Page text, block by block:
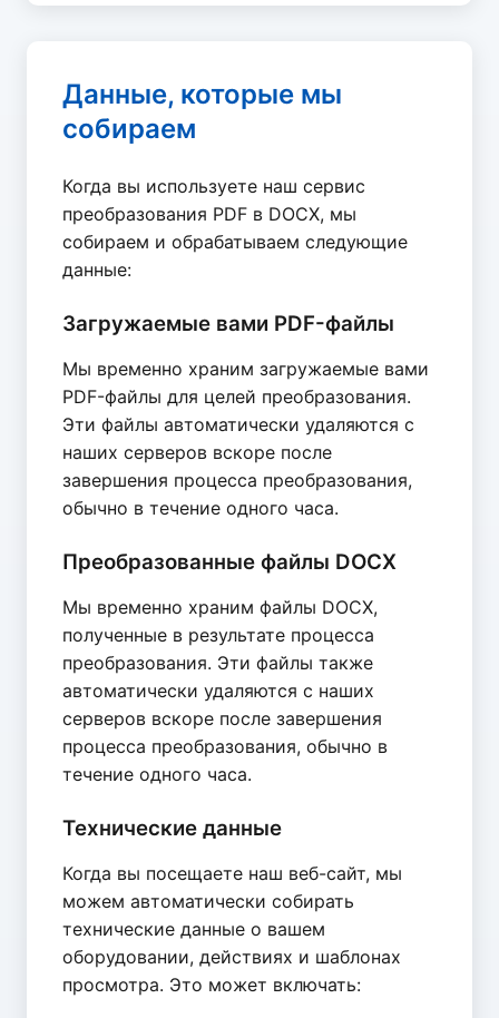
Данные, которые мы
собираем
Когда вы используете наш сервис
преобразования PDF в DOCX, мы
собираем и обрабатываем следующие
данные:
Загружаемые вами PDF-файлы
Мы временно храним загружаемые вами
PDF-файлы для целей преобразования.
Эти файлы автоматически удаляются с
наших серверов вскоре после
завершения процесса преобразования,
обычно в течение одного часа.
Преобразованные файлы DOCX
Мы временно храним файлы DOCX,
полученные в результате процесса
преобразования. Эти файлы также
автоматически удаляются с наших
серверов вскоре после завершения
процесса преобразования, обычно в
течение одного часа.
Технические данные
Когда вы посещаете наш веб-сайт, мы
можем автоматически собирать
технические данные о вашем
оборудовании, действиях и шаблонах
просмотра. Это может включать: